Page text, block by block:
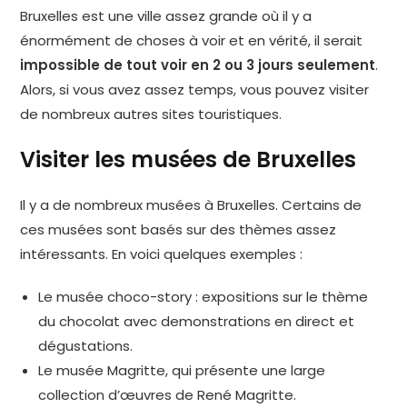
Bruxelles est une ville assez grande où il y a
énormément de choses à voir et en vérité, il serait
impossible de tout voir en 2 ou 3 jours seulement.
Alors, si vous avez assez temps, vous pouvez visiter
de nombreux autres sites touristiques.
Visiter les musées de Bruxelles
Il y a de nombreux musées à Bruxelles. Certains de
ces musées sont basés sur des thèmes assez
intéressants. En voici quelques exemples :
Le musée choco-story : expositions sur le thème
du chocolat avec demonstrations en direct et
dégustations.
Le musée Magritte, qui présente une large
collection d’œuvres de René Magritte.